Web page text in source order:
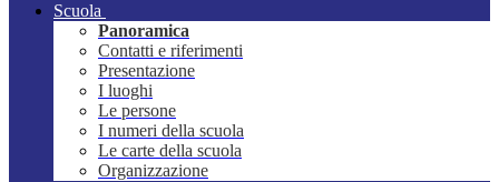
Scuola
Panoramica
Contatti e riferimenti
Presentazione
I luoghi
Le persone
I numeri della scuola
Le carte della scuola
Organizzazione